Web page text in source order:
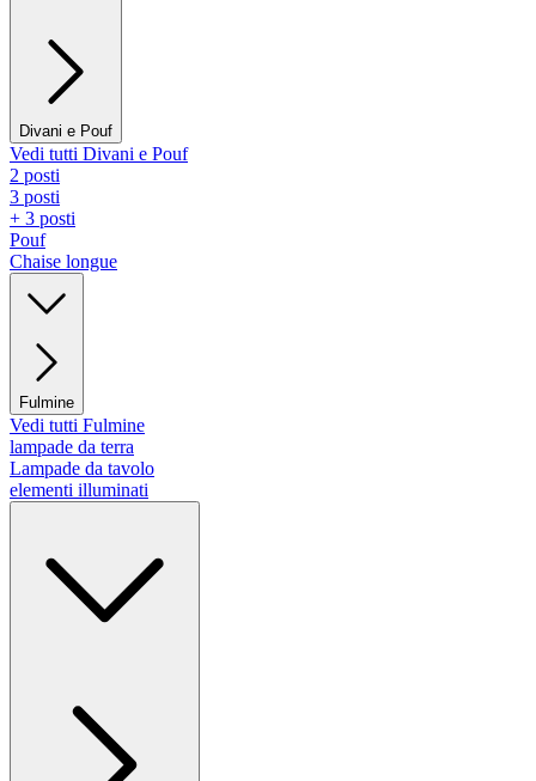
Divani e Pouf
Vedi tutti Divani e Pouf
2 posti
3 posti
+ 3 posti
Pouf
Chaise longue
Fulmine
Vedi tutti Fulmine
lampade da terra
Lampade da tavolo
elementi illuminati